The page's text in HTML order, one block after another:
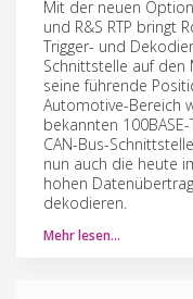
Mit der neuen
und R&S RTP bringt
Trigger- und
Schnittstelle auf
seine führende
Automotive-Bereich
bekannten
CAN-Bus-
nun auch die heute
hohen
dekodieren.
Mehr lesen…